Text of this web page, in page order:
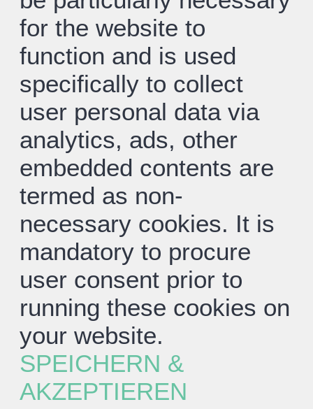
for the website to
function and is used
specifically to collect
user personal data via
analytics, ads, other
embedded contents are
termed as non-
necessary cookies. It is
mandatory to procure
user consent prior to
running these cookies on
your website.
SPEICHERN &
AKZEPTIEREN